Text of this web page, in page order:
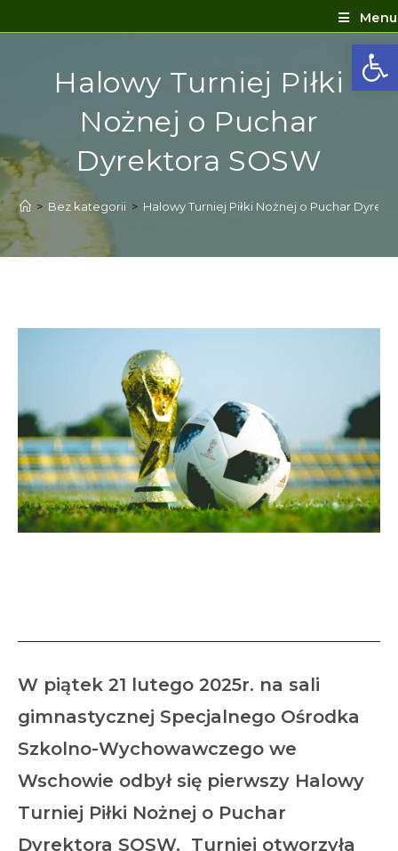
Menu
Halowy Turniej Piłki
Nożnej o Puchar
Dyrektora SOSW
> Bez kategorii > Halowy Turniej Piłki Nożnej o Puchar
W piątek 21 lutego 2025r. na sali
gimnastycznej Specjalnego Ośrodka
Szkolno-Wychowawczego we
Wschowie odbył się pierwszy Halowy
Turniej Piłki Nożnej o Puchar
Dyrektora SOSW. Turniej otworzyła